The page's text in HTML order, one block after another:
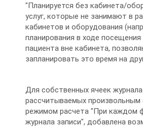
"Планируется без кабинета/
услуг, которые не занимают в
кабинетов и оборудования
планирования в ходе
пациента вне кабинета,
запланировать это время на
Для собственных ячеек журнала
рассчитываемых произвольным
режимом расчета "При каждом
журнала записи", добавлена